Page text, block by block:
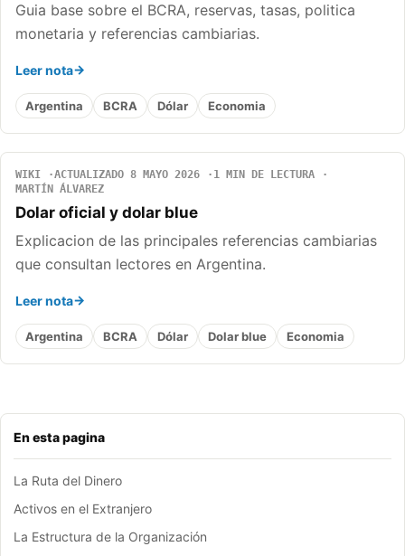
En esta pagina
La Ruta del Dinero
Activos en el Extranjero
La Estructura de la Organización
Guia base sobre el BCRA, reservas, tasas, politica
monetaria y referencias cambiarias.
Leer nota
Argentina BCRA Dólar Economia
WIKI ACTUALIZADO 8 MAYO 2026
1 MIN DE LECTURA
MARTÍN ÁLVAREZ
Dolar oficial y dolar blue
Explicacion de las principales referencias cambiarias
que consultan lectores en Argentina.
Leer nota
Argentina BCRA Dólar Dolar blue Economia